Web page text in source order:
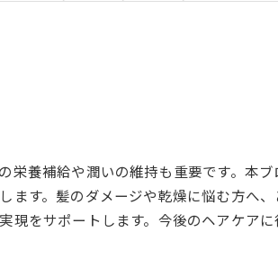
養補給や潤いの維持も重要です。本
す。髪のダメージや乾燥に悩む方へ
をサポートします。今後のヘアケア